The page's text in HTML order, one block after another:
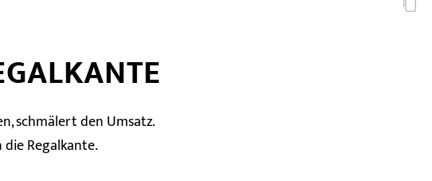
schmälert den Umsatz.
Regalkante.